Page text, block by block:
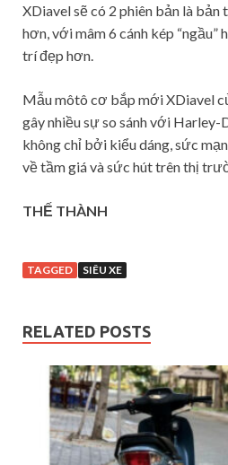
XDiavel sẽ có 2 phiên bản là bản
hơn, với mâm 6 cánh kép “ngầu”
trí đẹp hơn.
Mẫu môtô cơ bắp mới XDiavel
gây nhiều sự so sánh với
không chỉ bởi kiểu dáng, sức
về tầm giá và sức hút trên thị
THẾ THÀNH
TAGGED SIÊU XE
RELATED POSTS